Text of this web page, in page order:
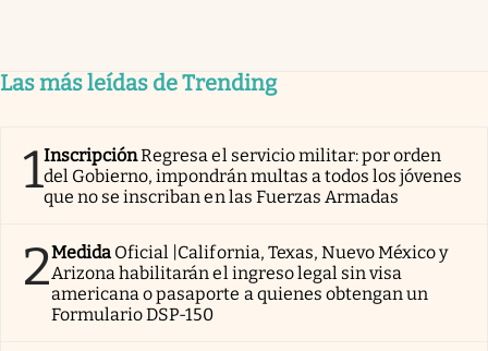
Las más leídas de Trending
1InscripciónRegresa el servicio militar: por orden
del Gobierno, impondrán multas a todos los jóvenes
que no se inscriban en las Fuerzas Armadas
2Medida Oficial |California, Texas, Nuevo México y
Arizona habilitarán el ingreso legal sin visa
americana o pasaporte a quienes obtengan un
Formulario DSP-150